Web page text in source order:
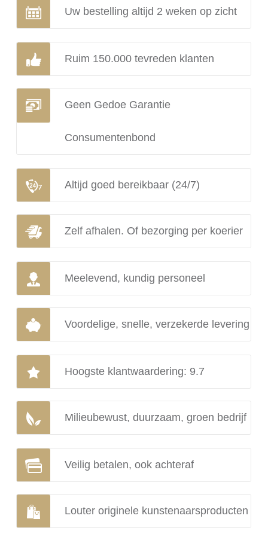
Uw bestelling altijd 2 weken op zicht
Ruim 150.000 tevreden klanten
Geen Gedoe Garantie
Consumentenbond
Altijd goed bereikbaar (24/7)
Zelf afhalen. Of bezorging per koerier
Meelevend, kundig personeel
Voordelige, snelle, verzekerde levering
Hoogste klantwaardering: 9.7
Milieubewust, duurzaam, groen bedrijf
Veilig betalen, ook achteraf
Louter originele kunstenaarsproducten